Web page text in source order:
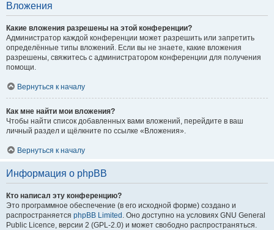
Вложения
Какие вложения разрешены на этой конференции?
Администратор каждой конференции может разрешить или запретить
определённые типы вложений. Если вы не знаете, какие вложения
разрешены, свяжитесь с администратором конференции для получения
помощи.
Вернуться к началу
Как мне найти мои вложения?
Чтобы найти список добавленных вами вложений, перейдите в ваш
личный раздел и щёлкните по ссылке «Вложения».
Вернуться к началу
Информация о phpBB
Кто написал эту конференцию?
Это программное обеспечение (в его исходной форме) создано и
распространяется phpBB Limited . Оно доступно на условиях GNU General
Public Licence, версии 2 (GPL-2.0) и может свободно распространяться.